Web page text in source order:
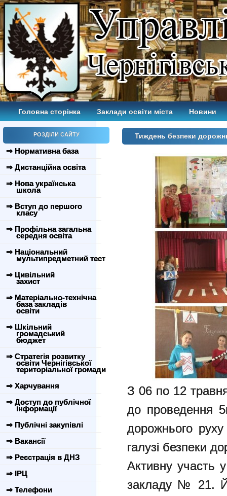
Головна сторінка Заклади освіти міста Новини
РОЗДІЛИ САЙТУ
⇒ Нормативна база
⇒ Дистанційна освіта
⇒ Нова українська
школа
⇒ Вступ до першого
класу
⇒ Профільна загальна
середня освіта
⇒ Національний
мультипредметний тест
⇒ Цивільний
захист
⇒ Матеріально-технічна
база закладів
освіти
⇒ Шкільний
громадський
бюджет
⇒ Стратегія розвитку
освіти Чернігівської
територіальної громади
⇒ Харчування
⇒ Доступ до публічної
інформації
⇒ Публічні закупівлі
⇒ Вакансії
⇒ Реєстрація в ДНЗ
⇒ ІРЦ
⇒ Телефони
Тиждень безпеки
З 06 по 12
до проведення
дорожнього
галузі безпеки
Активну участь
закладу № 21.